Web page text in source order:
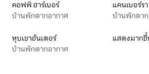
คอฟฟ์ ฮาร์เบอร์
บ้านพักตากอากาศ
แคนเบอร์รา
บ้านพักตาก
หุบเขาฮันเตอร์
บ้านพักตากอากาศ
แสดงมาก